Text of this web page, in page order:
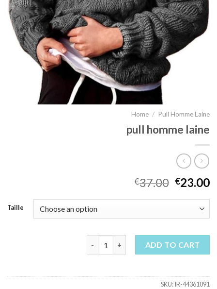
Home / Pull Homme Laine
pull homme laine
€37.00 €23.00
Taille
ADD TO CART
SKU:IR-44361091